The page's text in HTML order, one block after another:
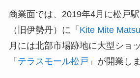
商業面では、2019年4月に松戸
（旧伊勢丹）に「 Kite Mite
月には北部市場跡地に大型ショ
「 テラスモール松戸 」が開業し